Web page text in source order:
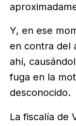
Y, en ese
en contra del
ahí,
fuga en la
desconocido.
La fiscalía de